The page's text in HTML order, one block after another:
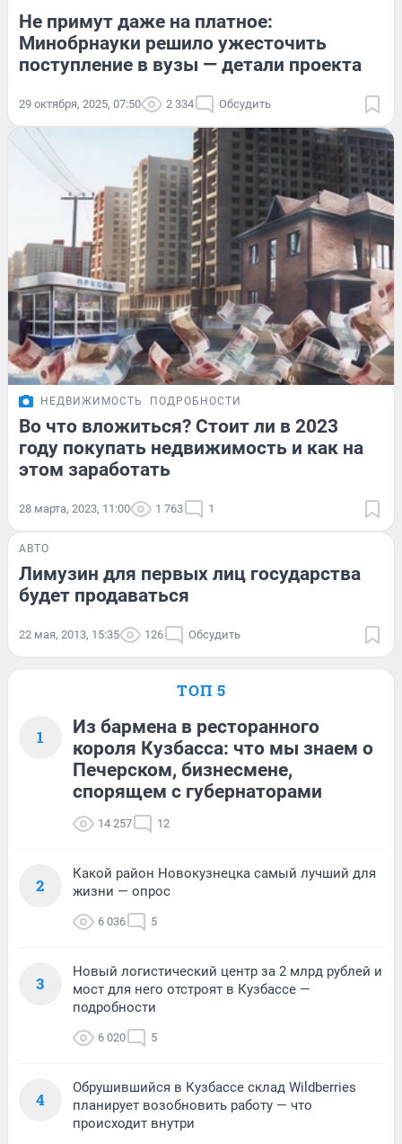
Не примут даже на платное:
Минобрнауки решило ужесточить
поступление в вузы — детали проекта
29 октября, 2025, 07:50 2 334 Обсудить
НЕДВИЖИМОСТЬ ПОДРОБНОСТИ
Во что вложиться? Стоит ли в 2023
году покупать недвижимость и как на
этом заработать
28 марта, 2023, 11:00 1 763 1
АВТО
Лимузин для первых лиц государства
будет продаваться
22 мая, 2013, 15:35 126 Обсудить
ТОП 5
1
Из бармена в ресторанного
короля Кузбасса: что мы знаем о
Печерском, бизнесмене,
спорящем с губернаторами
14 257 12
2
Какой район Новокузнецка самый лучший для
жизни — опрос
6 036 5
3
Новый логистический центр за 2 млрд рублей и
мост для него отстроят в Кузбассе —
подробности
6 020 5
4
Обрушившийся в Кузбассе склад Wildberries
планирует возобновить работу — что
происходит внутри